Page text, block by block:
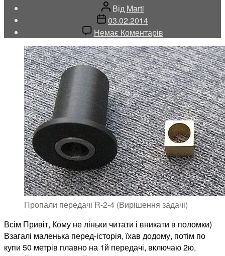
Автор
запису
Від Marti
Дата
запису
03.02.2014
Немає Коментарівдо
передачі
R-
2-
4
(Розв’язання
задачі)
Пропали передачі R-2-4 (Вирішення задачі)
Всім Привіт, Кому не ліньки читати і вникати в поломки)
Взагалі маленька перед-історія, їхав додому, потім по
купи 50 метрів плавно на 1й передачі, включаю 2ю,